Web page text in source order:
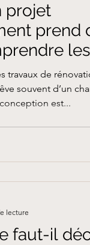
projet
prend
travaux de
souvent d’un
est...
faut-il
lecture